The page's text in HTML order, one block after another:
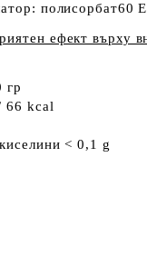
полисорбат60
ефект върху
гр
66 kcal
< 0,1 g